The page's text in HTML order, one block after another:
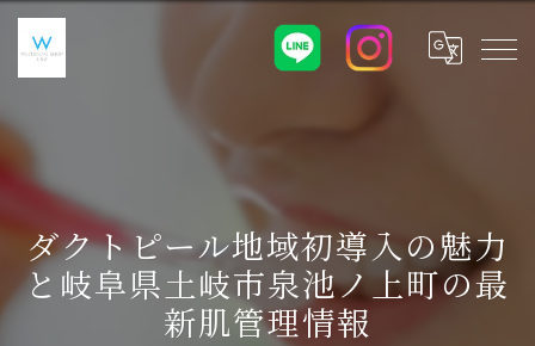
ダクトピール地域初導入の魅力
と岐阜県土岐市泉池ノ上町の最
新肌管理情報